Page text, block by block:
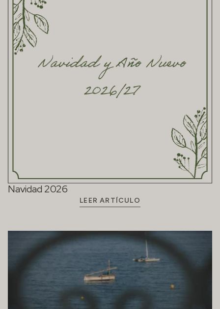
Navidad 2026
LEER ARTÍCULO